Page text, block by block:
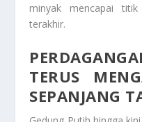
minyak mencapai
terakhir.
TERUS
SEPANJANG